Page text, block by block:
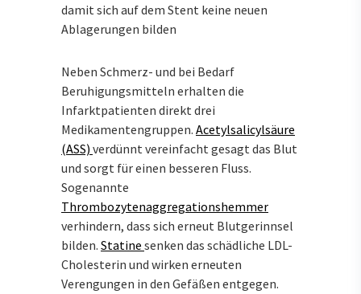
damit sich auf dem Stent keine neuen
Ablagerungen bilden
Neben Schmerz- und bei Bedarf
Beruhigungsmitteln erhalten die
Infarktpatienten direkt drei
Medikamentengruppen. Acetylsalicylsäure
(ASS) verdünnt vereinfacht gesagt das Blut
und sorgt für einen besseren Fluss.
Sogenannte
Thrombozytenaggregationshemmer
verhindern, dass sich erneut Blutgerinnsel
bilden. Statine senken das schädliche LDL-
Cholesterin und wirken erneuten
Verengungen in den Gefäßen entgegen.